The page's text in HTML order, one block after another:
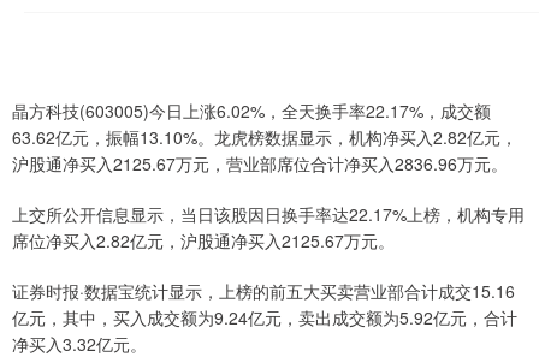
晶方科技(603005)今日上涨6.02%，全天换手率22.17%，成交额
63.62亿元，振幅13.10%。龙虎榜数据显示，机构净买入2.82亿元，
沪股通净买入2125.67万元，营业部席位合计净买入2836.96万元。
上交所公开信息显示，当日该股因日换手率达22.17%上榜，机构专用
席位净买入2.82亿元，沪股通净买入2125.67万元。
证券时报·数据宝统计显示，上榜的前五大买卖营业部合计成交15.16
亿元，其中，买入成交额为9.24亿元，卖出成交额为5.92亿元，合计
净买入3.32亿元。